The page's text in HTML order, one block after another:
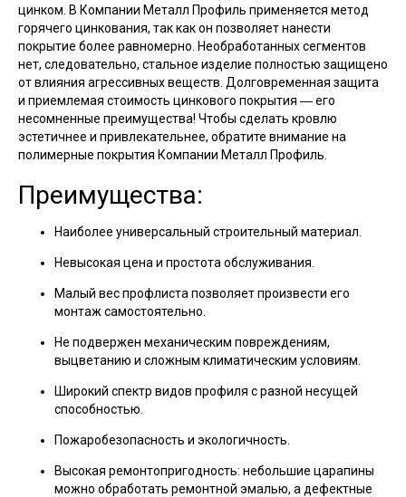
цинком. В Компании Металл Профиль применяется метод
горячего цинкования, так как он позволяет нанести
покрытие более равномерно. Необработанных сегментов
нет, следовательно, стальное изделие полностью защищено
от влияния агрессивных веществ. Долговременная защита
и приемлемая стоимость цинкового покрытия ― его
несомненные преимущества! Чтобы сделать кровлю
эстетичнее и привлекательнее, обратите внимание на
полимерные покрытия Компании Металл Профиль.
Преимущества:
Наиболее универсальный строительный материал.
Невысокая цена и простота обслуживания.
Малый вес профлиста позволяет произвести его
монтаж самостоятельно.
Не подвержен механическим повреждениям,
выцветанию и сложным климатическим условиям.
Широкий спектр видов профиля с разной несущей
способностью.
Пожаробезопасность и экологичность.
Высокая ремонтопригодность: небольшие царапины
можно обработать ремонтной эмалью, а дефектные